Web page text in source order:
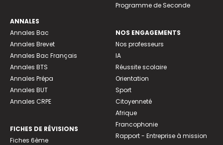
ANNALES
Annales Bac
Annales Brevet
Annales Bac Français
Annales BTS
Annales Prépa
Annales BUT
Annales CRPE
FICHES DE RÉVISIONS
Fiches 6ème
Programme de Seconde
NOS ENGAGEMENTS
Nos professeurs
IA
Réussite scolaire
Orientation
Sport
Citoyenneté
Afrique
Francophonie
Rapport - Entreprise à mission